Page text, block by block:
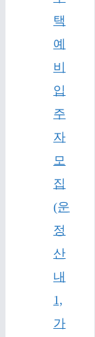
택
예
비
입
주
자
모
집
(운
정
산
내
1,
가